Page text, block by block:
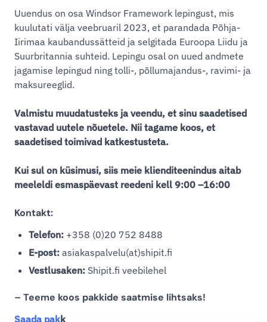
Uuendus on osa Windsor Framework lepingust, mis
kuulutati välja veebruaril 2023, et parandada Põhja-
Iirimaa kaubandussätteid ja selgitada Euroopa Liidu ja
Suurbritannia suhteid. Lepingu osal on uued andmete
jagamise lepingud ning tolli-, põllumajandus-, ravimi- ja
maksureeglid.
Valmistu muudatusteks ja veendu, et sinu saadetised
vastavad uutele nõuetele. Nii tagame koos, et
saadetised toimivad katkestusteta.
Kui sul on küsimusi, siis meie klienditeenindus aitab
meeleldi esmaspäevast reedeni kell 9:00 –16:00
Kontakt:
Telefon: +358 (0)20 752 8488
E-post: asiakaspalvelu(at)shipit.fi
Vestlusaken: Shipit.fi veebilehel
– Teeme koos pakkide saatmise lihtsaks!
Saada pakk